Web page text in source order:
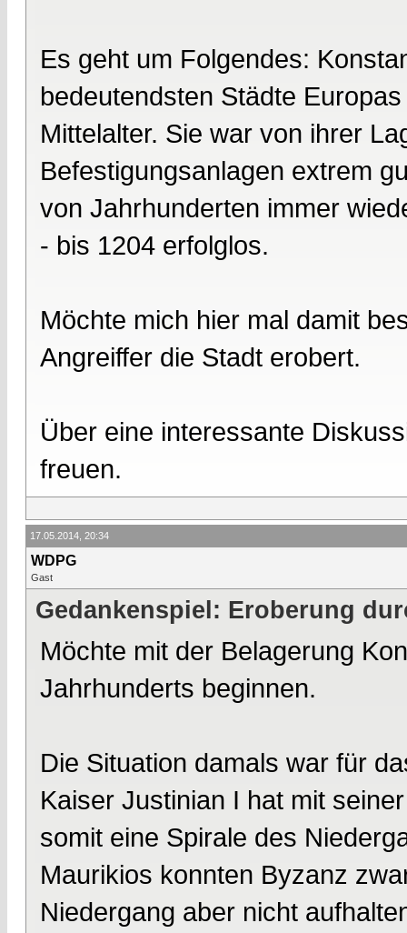
Es geht um Folgendes:
bedeutendsten Städte
Mittelalter. Sie war von ihrer
Befestigungsanlagen extrem
von Jahrhunderten immer
- bis 1204 erfolglos.
Möchte mich hier mal damit
Angreiffer die Stadt erobert.
Über eine interessante
freuen.
17.05.2014, 20:34
WDPG
Gast
Gedankenspiel: Eroberung
Möchte mit der Belagerung
Jahrhunderts beginnen.
Die Situation damals war für
Kaiser Justinian I hat mit
somit eine Spirale des
Maurikios konnten Byzanz
Niedergang aber nicht